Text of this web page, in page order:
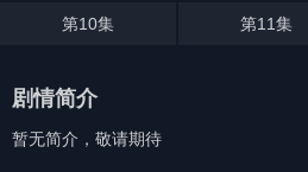
第10集 第11集
剧情简介
暂无简介，敬请期待